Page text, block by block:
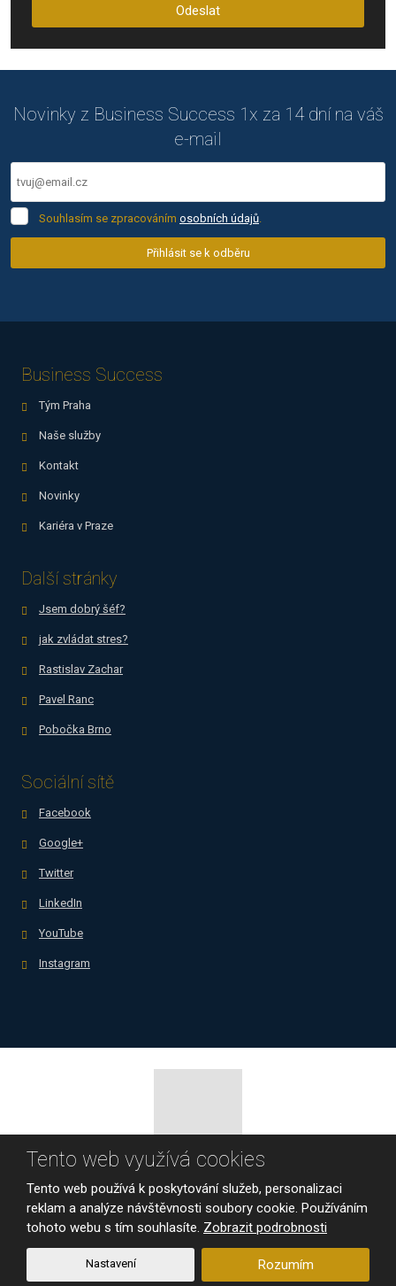
Odeslat
se
odeslat.
Novinky z Business Success 1x za 14 dní na váš
e-mail
Souhlasím
Souhlasím se zpracováním osobních údajů.
Přihlásit se k odběru
odeslat.
Business Success
Tým Praha
Naše služby
Kontakt
Novinky
Kariéra v Praze
Další stránky
Jsem dobrý šéf?
jak zvládat stres?
Rastislav Zachar
Pavel Ranc
Pobočka Brno
Sociální sítě
Facebook
Google+
Twitter
LinkedIn
YouTube
Instagram
Mapa stránek |Podmínky použití
VYROBILA
Tento web využívá cookies
Tento web používá k poskytování služeb, personalizaci
reklam a analýze návštěvnosti soubory cookie. Používáním
tohoto webu s tím souhlasíte. Zobrazit podrobnosti
Nastavení Rozumím